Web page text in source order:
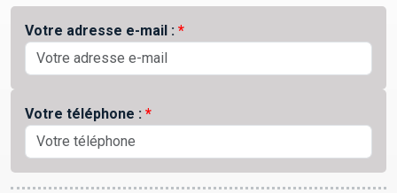
GRILLE
Votre adresse e-mail :
Votre téléphone :